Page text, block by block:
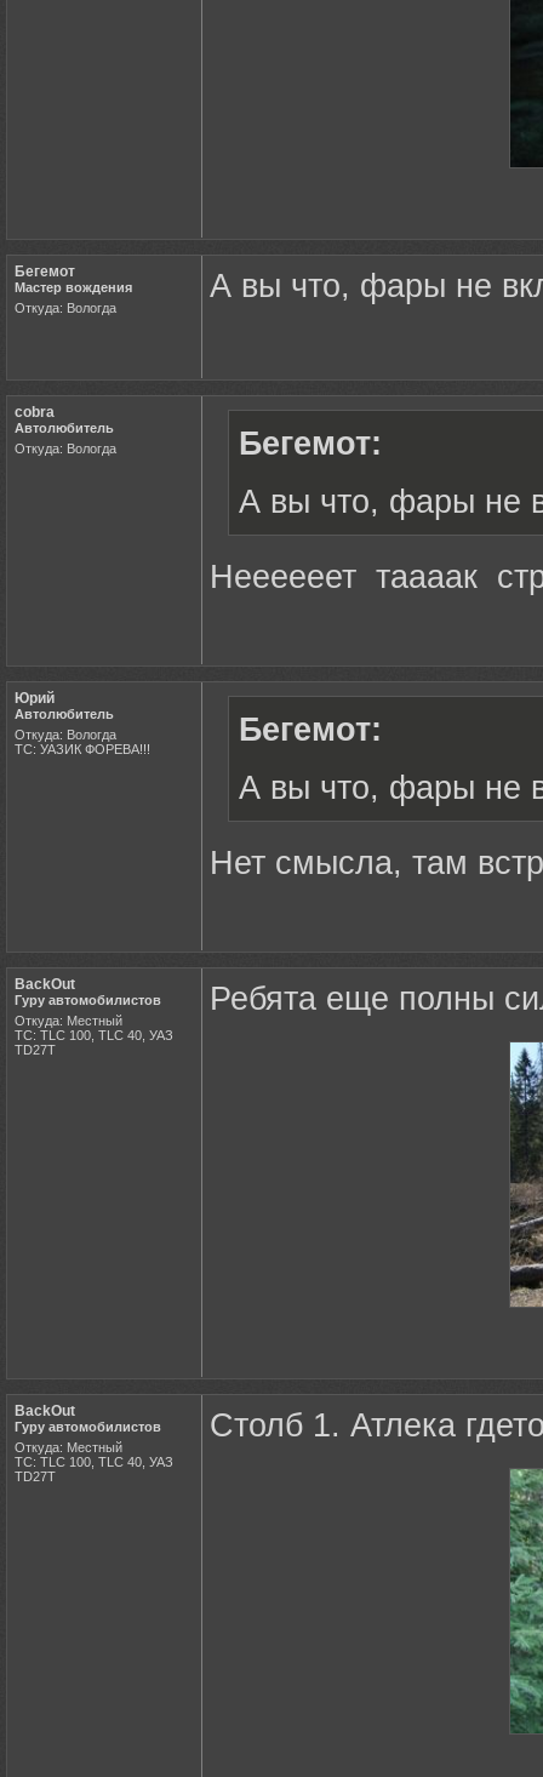
Бегемот
Мастер вождения
Откуда: Вологда
А вы что, фары не
cobra
Автолюбитель
Откуда: Вологда
Бегемот:
А вы что, фары не
Неееееет таааак
Юрий
Автолюбитель
Откуда: Вологда
ТС: УАЗИК ФОРЕВА!!!
Бегемот:
А вы что, фары не
Нет смысла, там
BackOut
Гуру автомобилистов
Откуда: Местный
ТС: TLC 100, TLC 40, УАЗ
ТD27Т
Ребята еще полны
BackOut
Гуру автомобилистов
Откуда: Местный
ТС: TLC 100, TLC 40, УАЗ
ТD27Т
Столб 1. Атлека